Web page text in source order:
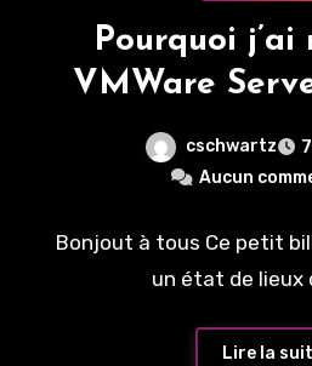
Pourquoi j’ai
VMWare
cschwartz
Aucun
Bonjout à tous Ce petit
un état de lieux
Lire la